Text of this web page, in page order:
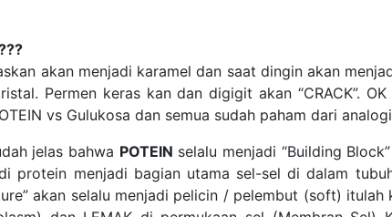
akan menjadi karamel dan saat dingin akan
Permen keras kan dan digigit akan “CRACK”.
vs Gulukosa dan semua sudah paham dari
jelas bahwa POTEIN selalu menjadi “Building
protein menjadi bagian utama sel-sel di dalam
akan selalu menjadi pelicin / pelembut (soft) itulah